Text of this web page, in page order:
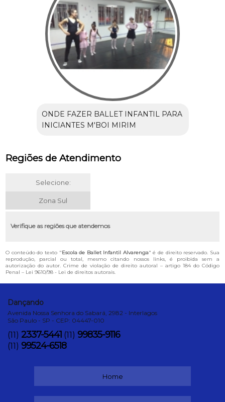
ONDE FAZER BALLET INFANTIL PARA
INICIANTES M'BOI MIRIM
Regiões de Atendimento
Selecione:
Zona Sul
Verifique as regiões que atendemos
O conteúdo do texto "Escola de Ballet Infantil Alvarenga" é de direito reservado. Sua
reprodução, parcial ou total, mesmo citando nossos links, é proibida sem a
autorização do autor. Crime de violação de direito autoral – artigo 184 do Código
Penal – Lei 9610/98 - Lei de direitos autorais.
Dançando
Avenida Nossa Senhora do Sabará, 2982 - Interlagos
São Paulo - SP - CEP: 04447-010
(11) 2337-5441 (11) 99835-9116
(11) 99524-6518
Home